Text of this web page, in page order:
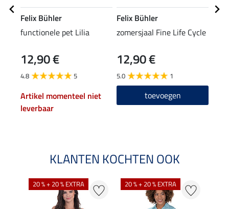
Felix Bühler
functionele pet Lilia
12,90 €
4.8 5
Artikel momenteel niet
leverbaar
Felix Bühler
zomersjaal Fine Life Cycle
12,90 €
5.0 1
toevoegen
KLANTEN KOCHTEN OOK
20 % + 20 % EXTRA 20 % + 20 % EXTRA